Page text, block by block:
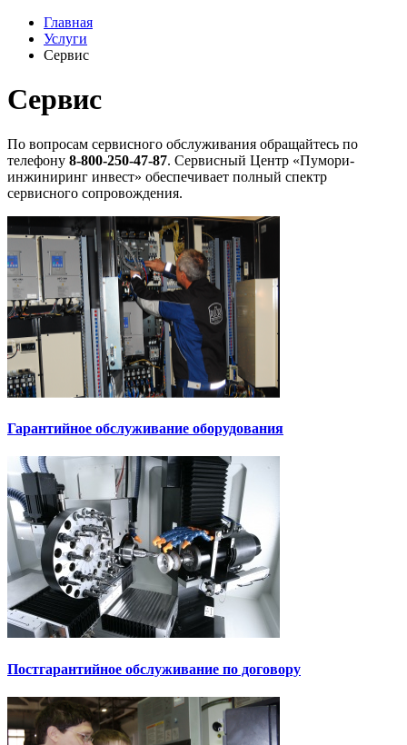
Главная
Услуги
Сервис
Сервис
По вопросам сервисного обслуживания обращайтесь по
телефону 8-800-250-47-87. Сервисный Центр «Пумори-
инжиниринг инвест» обеспечивает полный спектр
сервисного сопровождения.
Гарантийное обслуживание оборудования
Постгарантийное обслуживание по договору